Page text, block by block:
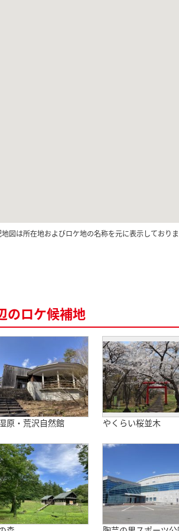
図は所在地およびロケ地の名称を元に表示しており
のロケ候補地
原・荒沢自然館 やくらい桜並木